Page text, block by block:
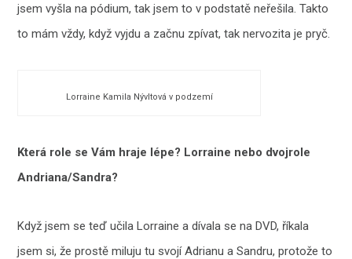
jsem vyšla na pódium, tak jsem to v podstatě neřešila. Takto
to mám vždy, když vyjdu a začnu zpívat, tak nervozita je pryč.
Lorraine Kamila Nývltová v podzemí
Která role se Vám hraje lépe? Lorraine nebo dvojrole
Andriana/Sandra?
Když jsem se teď učila Lorraine a dívala se na DVD, říkala
jsem si, že prostě miluju tu svojí Adrianu a Sandru, protože to